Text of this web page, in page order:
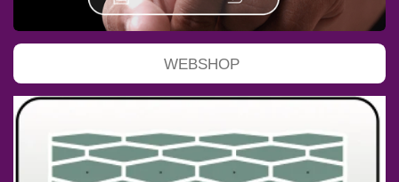
WEBSHOP